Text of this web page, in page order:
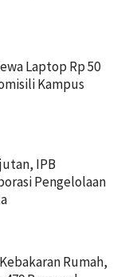
Laptop Rp 50
Kampus
IPB
Pengelolaan
Rumah,